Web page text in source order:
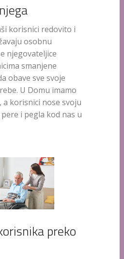
korisnici redovito i
osobnu
njegovateljice
smanjene
obave sve svoje
U Domu imamo
a korisnici nose svoju
i pegla kod nas u
preko